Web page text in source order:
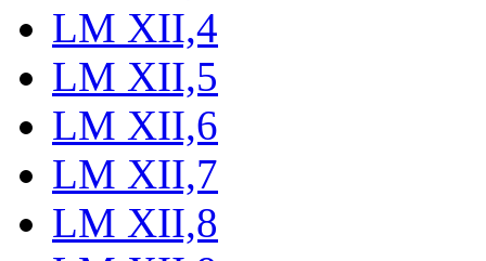
LM XII,4
LM XII,5
LM XII,6
LM XII,7
LM XII,8